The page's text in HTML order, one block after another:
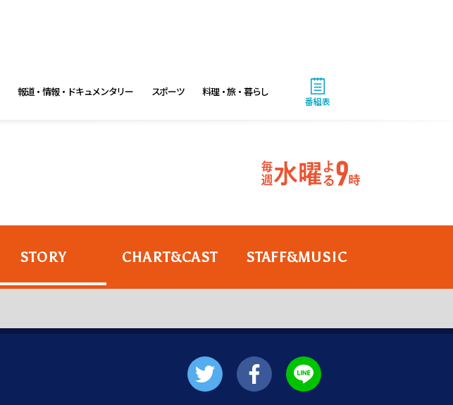
報道・情報・ドキュメンタリー スポーツ 料理・旅・暮らし
番組表
STORY CHART&CAST STAFF&MUSIC
あさ 4:00
おはよう!時代劇 暴れん坊将